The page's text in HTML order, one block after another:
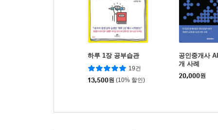
하루 1장 공부습관
19건
13,500원 (10% 할인)
공인중개사
개 사례
20,000원